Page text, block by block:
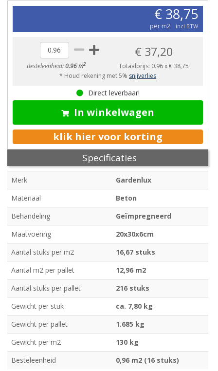
€ 38,75
per m2 incl BTW
Besteleenheid:0.96 m2
€ 37,20
Totaalprijs: 0.96x€ 38,75
* Houd rekening met 5% snijverlies
Direct leverbaar!
In winkelwagen
klik hier voor korting
Specificaties
Merk
Gardenlux
Materiaal
Beton
Behandeling
Geïmpregneerd
Maatvoering
20x30x6cm
Aantal stuks per m2
16,67 stuks
Aantal m2 per pallet
12,96 m2
Aantal stuks per pallet
216 stuks
Gewicht per stuk
ca. 7,80 kg
Gewicht per pallet
1.685 kg
Gewicht per m2
130 kg
Besteleenheid
0,96 m2 (16 stuks)